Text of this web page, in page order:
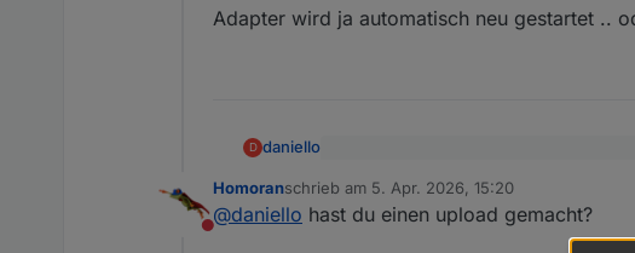
Adapter wird ja automatisch neu gestartet ..
D daniello
@daniellokomisch auch nach einem
Adapter wird ja automatisch neu gestartet
Nicht stören
Homoranschrieb am 5. Apr. 2026, 15:20
zuletzt editiert von
@daniello hast du einen upload gemacht?